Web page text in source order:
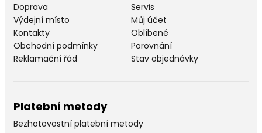
Doprava
Výdejní místo
Kontakty
Obchodní podmínky
Reklamační řád
Servis
Můj účet
Oblíbené
Porovnání
Stav objednávky
Platební metody
Bezhotovostní platební metody